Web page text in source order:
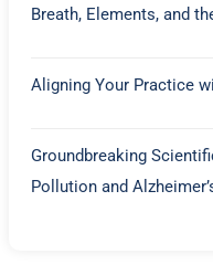
Breath, Elements, and
Aligning Your Practice
Groundbreaking
Pollution and